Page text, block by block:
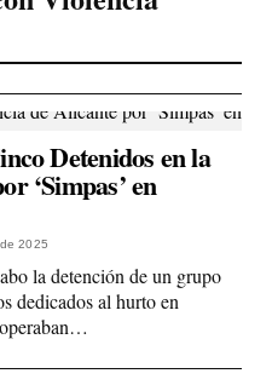
Detenidos en la
‘Simpas’ en
2025
la detención de un grupo
dedicados al hurto en